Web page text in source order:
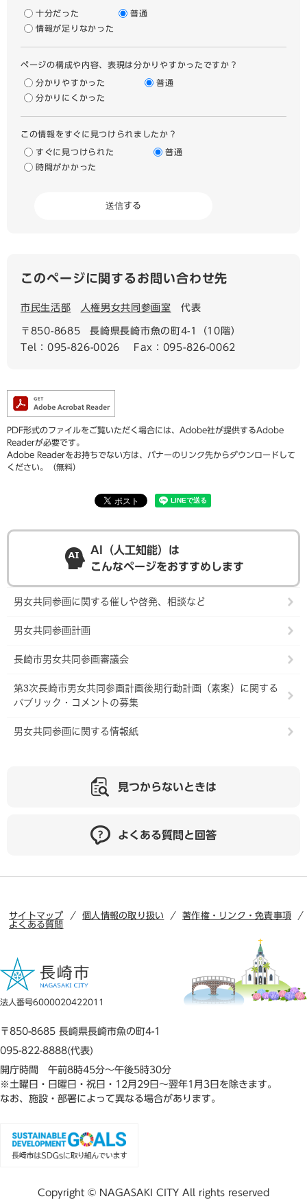
十分だった
普通
情報が足りなかった
ページの構成や内容、表現は分かりやすかったですか？
分かりやすかった
普通
分かりにくかった
この情報をすぐに見つけられましたか？
すぐに見つけられた
普通
時間がかかった
このページに関するお問い合わせ先
市民生活部 人権男女共同参画室 代表
〒850-8685
長崎県長崎市魚の町4-1（10階）
Tel：095-826-0026
Fax：095-826-0062
PDF形式のファイルをご覧いただく場合には、Adobe社が提供するAdobe
Readerが必要です。
Adobe Readerをお持ちでない方は、バナーのリンク先からダウンロードして
ください。（無料）
AI（人工知能）は
こんなページをおすすめします
男女共同参画に関する催しや啓発、相談など
男女共同参画計画
長崎市男女共同参画審議会
第3次長崎市男女共同参画計画後期行動計画（素案）に関する
パブリック・コメントの募集
男女共同参画に関する情報紙
見つからないときは
よくある質問と回答
サイトマップ 個人情報の取り扱い
著作権・リンク・免責事項
よくある質問
法人番号6000020422011
〒850-8685 長崎県長崎市魚の町4-1
095-822-8888(代表)
開庁時間 午前8時45分～午後5時30分
※土曜日・日曜日・祝日・12月29日～翌年1月3日を除きます。
なお、施設・部署によって異なる場合があります。
Copyright © NAGASAKI CITY All rights reserved